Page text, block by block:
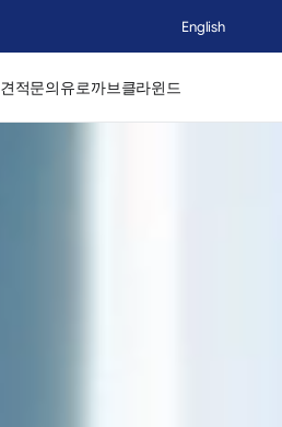
English
견적문의유로까브클라윈드